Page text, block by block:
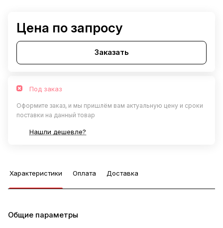
Цена по запросу
Заказать
Под заказ
Оформите заказ, и мы пришлём вам актуальную цену и сроки
поставки на данный товар
Нашли дешевле?
Характеристики Оплата Доставка
Общие параметры